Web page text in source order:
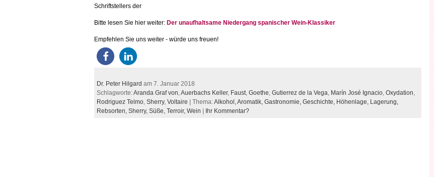
Schriftstellers der
Bitte lesen Sie hier weiter: Der unaufhaltsame Niedergang spanischer Wein-Klassiker
Empfehlen Sie uns weiter - würde uns freuen!
Dr. Peter Hilgard am 7. Januar 2018
Schlagworte:Aranda Graf von Auerbachs Keller, Faust Goethe Gutierrez de la Vega Marín José Ignacio Oxydation
Rodriguez Telmo Sherry, Voltaire | Thema:Alkohol, Aromatik, Gastronomie, Geschichte, Höhenlage, Lagerung,
Rebsorten, Sherry, Süße, Terroir, Wein | Ihr Kommentar?